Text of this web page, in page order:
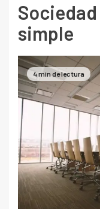
simple
4 min de lectura